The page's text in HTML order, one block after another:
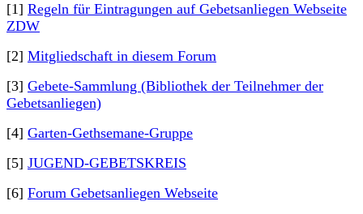
[1] Regeln für Eintragungen auf Gebetsanliegen Webseite
ZDW
[2] Mitgliedschaft in diesem Forum
[3] Gebete-Sammlung (Bibliothek der Teilnehmer der
Gebetsanliegen)
[4] Garten-Gethsemane-Gruppe
[5] JUGEND-GEBETSKREIS
[6] Forum Gebetsanliegen Webseite